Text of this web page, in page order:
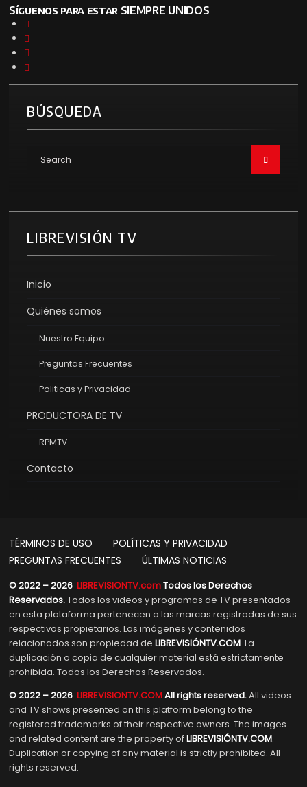
Síguenos para estar SIEMPRE UNIDOS
BÚSQUEDA
LIBREVISIÓN TV
Inicio
Quiénes somos
Nuestro Equipo
Preguntas Frecuentes
Politicas y Privacidad
PRODUCTORA DE TV
RPMTV
Contacto
TÉRMINOS DE USO
POLÍTICAS Y PRIVACIDAD
PREGUNTAS FRECUENTES
ÚLTIMAS NOTICIAS
© 2022 – 2026LIBREVISIONTV.comTodos los Derechos
Reservados.Todos los videos y programas de TV presentados
en esta plataforma pertenecen a las marcas registradas de sus
respectivos propietarios. Las imágenes y contenidos
relacionados son propiedad deLIBREVISIÓNTV.COM. La
duplicación o copia de cualquier material está estrictamente
prohibida. Todos los Derechos Reservados.
© 2022 – 2026LIBREVISIONTV.COMAll rights reserved.All videos
and TV shows presented on this platform belong to the
registered trademarks of their respective owners. The images
and related content are the property ofLIBREVISIÓNTV.COM.
Duplication or copying of any material is strictly prohibited. All
rights reserved.